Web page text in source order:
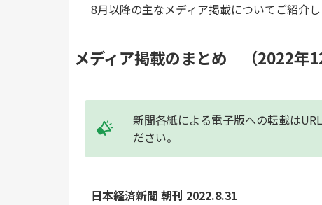
8月以降の主なメディア掲載についてご紹介し
メディア掲載のまとめ （2022年
新聞各紙による電子版への転載は
ださい。
日本経済新聞 朝刊 2022.8.31